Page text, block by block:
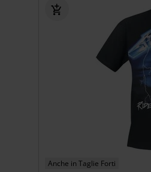
Anche in Taglie Forti